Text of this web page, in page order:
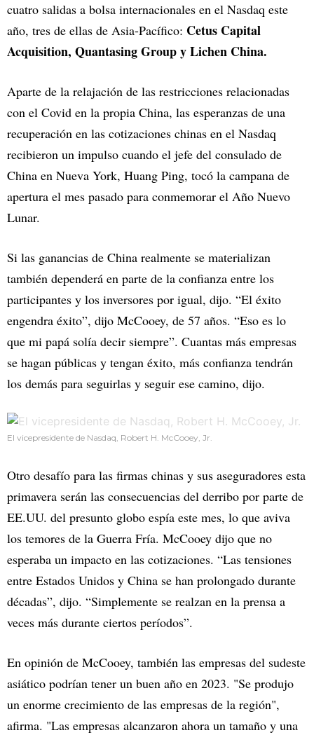
cuatro salidas a bolsa internacionales en el Nasdaq este
año, tres de ellas de Asia-Pacífico: Cetus Capital
Acquisition, Quantasing Group y Lichen China.
Aparte de la relajación de las restricciones relacionadas
con el Covid en la propia China, las esperanzas de una
recuperación en las cotizaciones chinas en el Nasdaq
recibieron un impulso cuando el jefe del consulado de
China en Nueva York, Huang Ping, tocó la campana de
apertura el mes pasado para conmemorar el Año Nuevo
Lunar.
Si las ganancias de China realmente se materializan
también dependerá en parte de la confianza entre los
participantes y los inversores por igual, dijo. “El éxito
engendra éxito”, dijo McCooey, de 57 años. “Eso es lo
que mi papá solía decir siempre”. Cuantas más empresas
se hagan públicas y tengan éxito, más confianza tendrán
los demás para seguirlas y seguir ese camino, dijo.
El vicepresidente de Nasdaq, Robert H. McCooey, Jr.
Otro desafío para las firmas chinas y sus aseguradores esta
primavera serán las consecuencias del derribo por parte de
EE.UU. del presunto globo espía este mes, lo que aviva
los temores de la Guerra Fría. McCooey dijo que no
esperaba un impacto en las cotizaciones. “Las tensiones
entre Estados Unidos y China se han prolongado durante
décadas”, dijo. “Simplemente se realzan en la prensa a
veces más durante ciertos períodos”.
En opinión de McCooey, también las empresas del sudeste
asiático podrían tener un buen año en 2023. "Se produjo
un enorme crecimiento de las empresas de la región",
afirma. "Las empresas alcanzaron ahora un tamaño y una